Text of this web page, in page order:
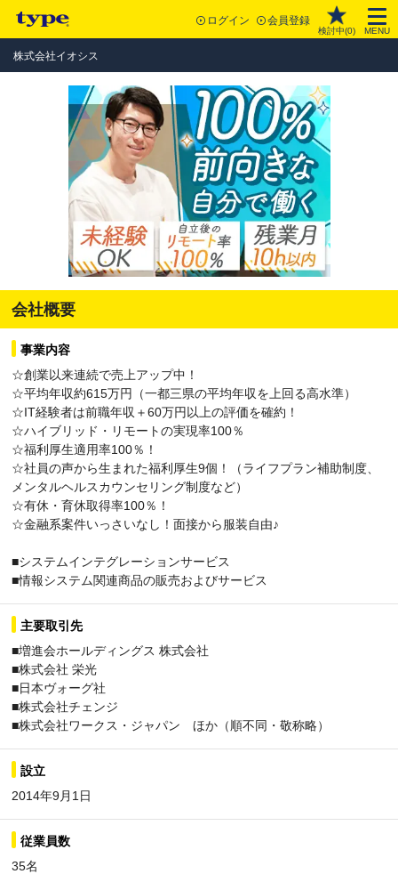
ログイン 会員登録
検討中(0) MENU
株式会社イオシス
会社概要
事業内容
☆創業以来連続で売上アップ中！
☆平均年収約615万円（一都三県の平均年収を上回る高水準）
☆IT経験者は前職年収＋60万円以上の評価を確約！
☆ハイブリッド・リモートの実現率100％
☆福利厚生適用率100％！
☆社員の声から生まれた福利厚生9個！（ライフプラン補助制度、
メンタルヘルスカウンセリング制度など）
☆有休・育休取得率100％！
☆金融系案件いっさいなし！面接から服装自由♪
■システムインテグレーションサービス
■情報システム関連商品の販売およびサービス
主要取引先
■増進会ホールディングス 株式会社
■株式会社 栄光
■日本ヴォーグ社
■株式会社チェンジ
■株式会社ワークス・ジャパン ほか（順不同・敬称略）
設立
2014年9月1日
従業員数
35名